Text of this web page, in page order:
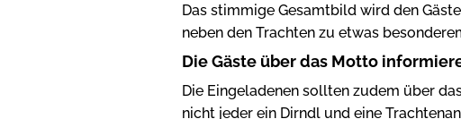
Das stimmige Gesamtbild wird den
neben den Trachten zu etwas
Die Gäste über das Motto
Die Eingeladenen sollten zudem über
nicht jeder ein Dirndl und eine